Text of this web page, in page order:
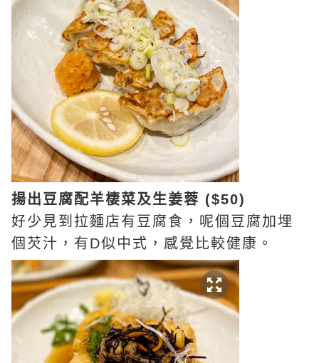
揚出豆腐配羊棲菜及生姜蓉 ($50)
好少見到拉麵店有豆腐食，呢個豆腐加埋
個芡汁，有D似中式，感覺比較健康。